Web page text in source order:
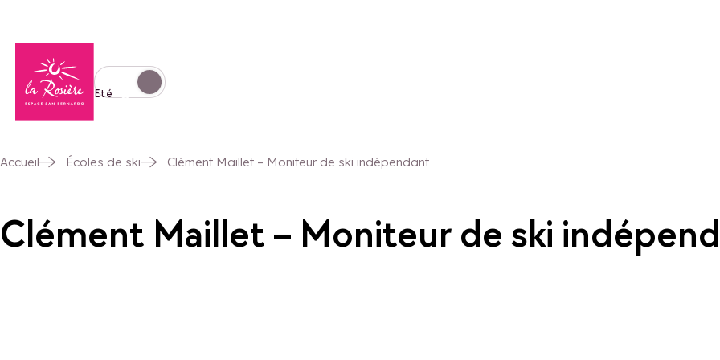
Basculer l'affichage en mode hiver
Eté
Accueil Écoles de ski Clément Maillet – Moniteur de ski indépendant
Clément Maillet – Moniteur de ski